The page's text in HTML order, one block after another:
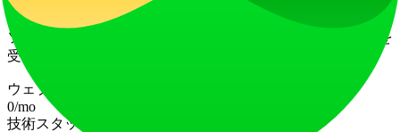
サポートが必要な場合は、ユーザーはClipGenのサポートリ
ソースを参照するか、カスタマーサービスに連絡して支援を
受けることができます。
ウェブサイトトラフィック
0/mo
技術スタック